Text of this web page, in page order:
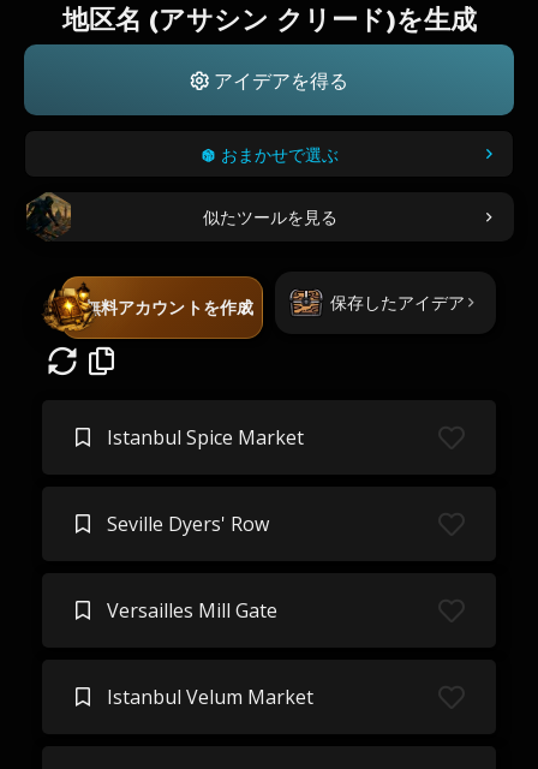
地区名 (アサシン クリード)を生成
アイデアを得る
おまかせで選ぶ
似たツールを見る
無料アカウントを作成 保存したアイデア
Istanbul Spice Market
Seville Dyers' Row
Versailles Mill Gate
Istanbul Velum Market